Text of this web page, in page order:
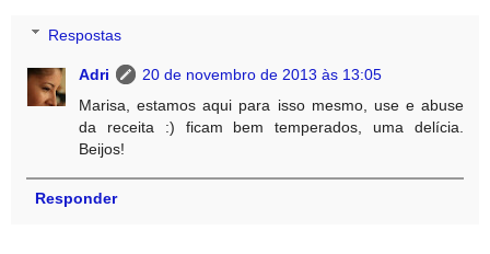
Respostas
Adri
20 de novembro de 2013 às 13:05
Marisa, estamos aqui para isso mesmo, use e abuse
da receita :) ficam bem temperados, uma delícia.
Beijos!
Responder